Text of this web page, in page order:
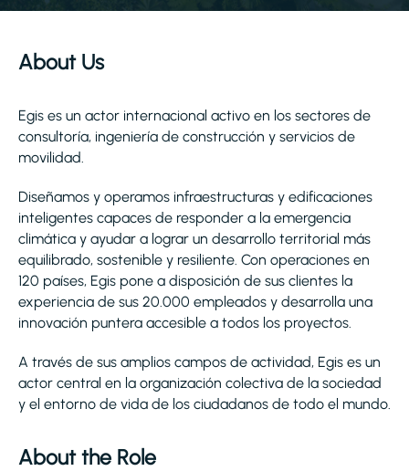
About Us
Egis es un actor internacional activo en los sectores de
consultoría, ingeniería de construcción y servicios de
movilidad.
Diseñamos y operamos infraestructuras y edificaciones
inteligentes capaces de responder a la emergencia
climática y ayudar a lograr un desarrollo territorial más
equilibrado, sostenible y resiliente. Con operaciones en
120 países, Egis pone a disposición de sus clientes la
experiencia de sus 20.000 empleados y desarrolla una
innovación puntera accesible a todos los proyectos.
A través de sus amplios campos de actividad, Egis es un
actor central en la organización colectiva de la sociedad
y el entorno de vida de los ciudadanos de todo el mundo.
About the Role